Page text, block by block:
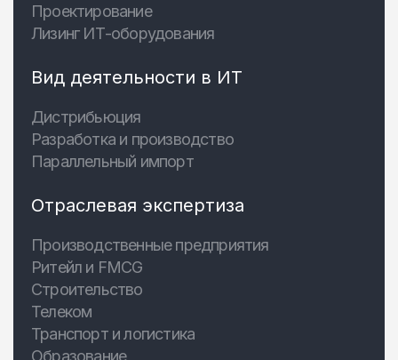
Проектирование
Лизинг ИТ-оборудования
Вид деятельности в ИТ
Дистрибьюция
Разработка и производство
Параллельный импорт
Отраслевая экспертиза
Производственные предприятия
Ритейл и FMCG
Строительство
Телеком
Транспорт и логистика
Образование